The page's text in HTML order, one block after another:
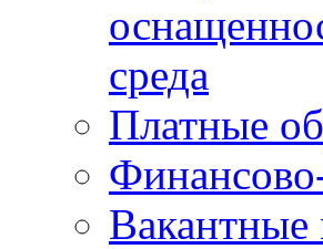
среда
Платные
Вакантные